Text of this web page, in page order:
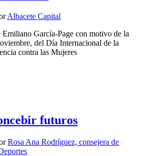
Albacete Capital
García-Page con motivo de la
del Día Internacional de la
contra las Mujeres
futuros
Rosa Ana Rodríguez, consejera de